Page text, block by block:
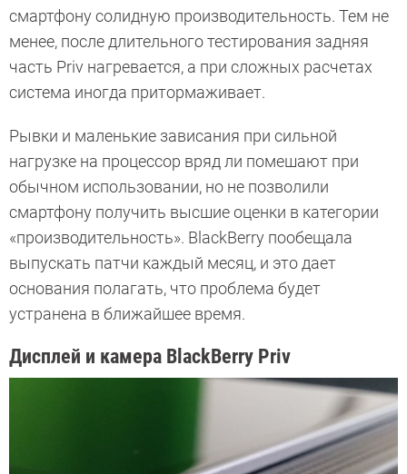
смартфону солидную производительность. Тем не
менее, после длительного тестирования задняя
часть Priv нагревается, а при сложных расчетах
система иногда притормаживает.
Рывки и маленькие зависания при сильной
нагрузке на процессор вряд ли помешают при
обычном использовании, но не позволили
смартфону получить высшие оценки в категории
«производительность». BlackBerry пообещала
выпускать патчи каждый месяц, и это дает
основания полагать, что проблема будет
устранена в ближайшее время.
Дисплей и камера BlackBerry Priv